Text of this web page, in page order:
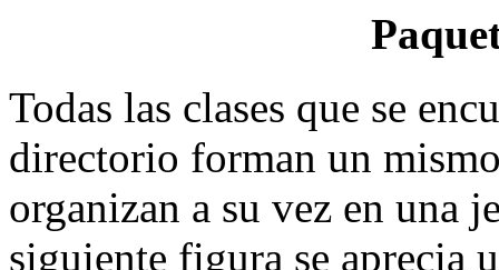
Todas las clases que se
directorio forman un
organizan a su vez en una
siguiente figura se aprecia